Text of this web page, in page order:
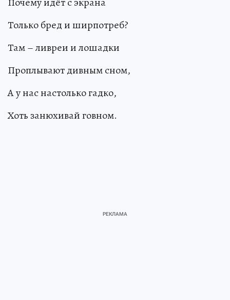
Только бред и ширпотреб?
Там – ливреи и лошадки
Проплывают дивным сном,
А у нас настолько гадко,
Хоть занюхивай говном.